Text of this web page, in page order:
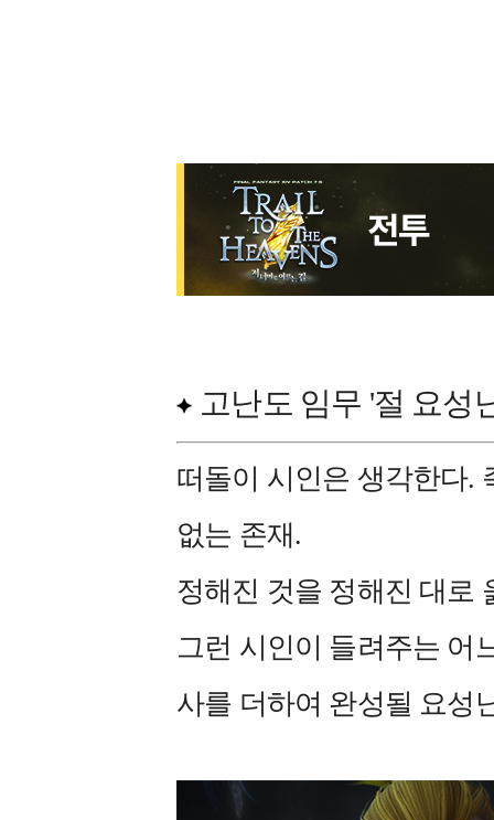
고난도 임무 '절 요성
떠돌이 시인은 생각한다.
없는 존재.
정해진 것을 정해진 대
그런 시인이 들려주는 어
사를 더하여 완성될 요